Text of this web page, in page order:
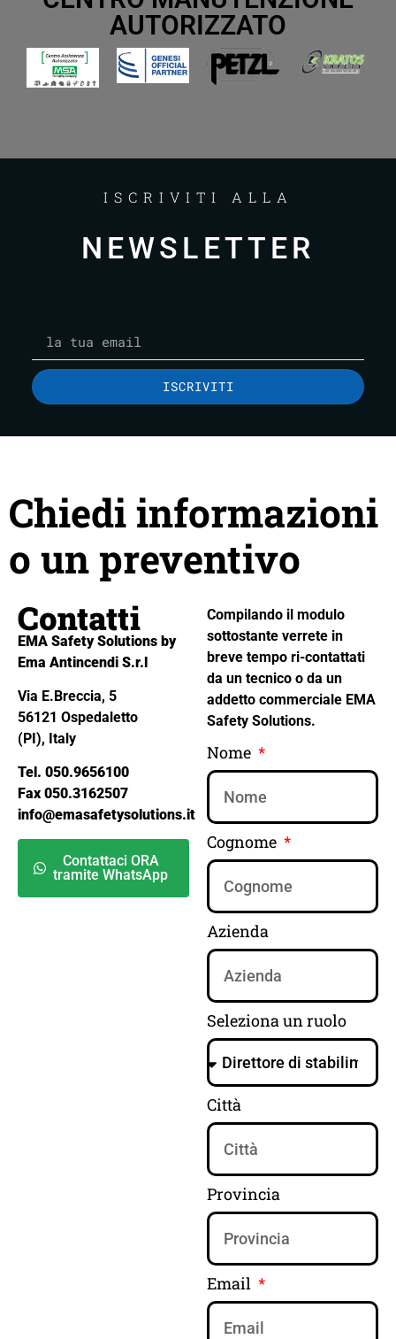
AUTORIZZATO
ISCRIVITI ALLA
NEWSLETTER
ISCRIVITI
Chiedi informazioni
o un preventivo
Contatti
EMA Safety Solutions by
Ema Antincendi S.r.l
Via E.Breccia, 5
56121 Ospedaletto
(PI), Italy
Tel. 050.9656100
Fax 050.3162507
info@emasafetysolutions.it
Contattaci ORA
tramite WhatsApp
Compilando il modulo
sottostante verrete in
breve tempo ri-contattati
da un tecnico o da un
addetto commerciale EMA
Safety Solutions.
Nome
Cognome
Azienda
Seleziona un ruolo
Città
Provincia
Email